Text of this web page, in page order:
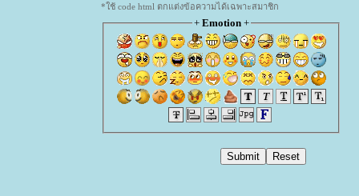
*ใช้ code html ตกแต่งข้อความได้เฉพาะสมาชิก
+ Emotion+